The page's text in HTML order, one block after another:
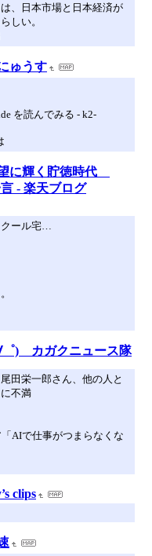
、日本市場と日本経済が
しい。
ゅうす
を読んでみる - k2-
望に輝く貯徳時代
- 楽天ブログ
ール宅…
)ゞカガクニュース隊
田栄一郎さん、他の人と
不満
「AIで仕事がつまらなくな
clips